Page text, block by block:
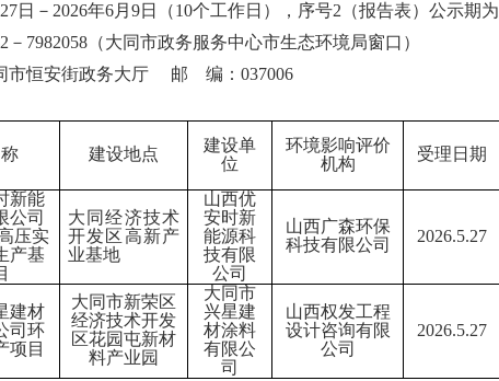
日 － 2026年6月9日（10个工作日 ） ，序号2（报告表）公示期为
－7982058（大同市政务服务中心市生态环境局窗口）
市恒安街政务大厅 邮 编： 037006
建设地点
建设单
位
环境影响评价
机构
受理日期
新能
公司
压实
产基
大同经济技术
开发区高新产
业基地
山西优
安时新
能源科
技有限
公司
山西广森环保
科技有限公司
2026.5.27
建材
司环
项目
大同市新荣区
经济技术开发
区花园屯新材
料产业园
大同市
兴星建
材涂料
有限公
司
山西权发工程
设计咨询有限
公司
2026.5.27